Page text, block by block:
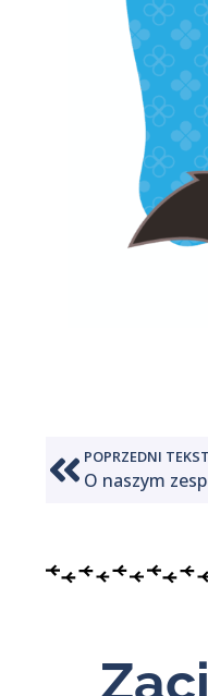
POPRZEDNI TEKST
O naszym